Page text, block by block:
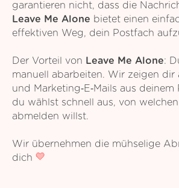
garantieren nicht, dass die
Leave Me Alone bietet einen
effektiven Weg, dein Postfach
Der Vorteil von Leave Me Alone:
manuell abarbeiten. Wir zeigen dir
und Marketing‑E‑Mails aus deinem
du wählst schnell aus, von
abmelden willst.
Wir übernehmen die mühselige
dich